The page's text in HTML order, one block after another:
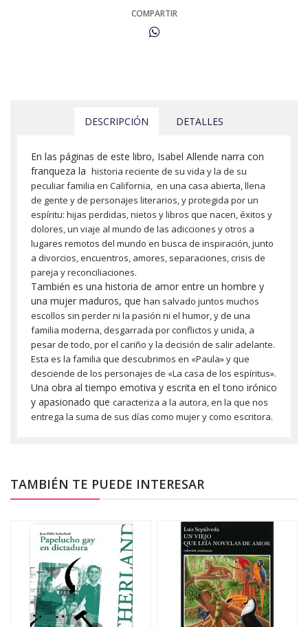
COMPARTIR
DESCRIPCIÓN DETALLES
En las páginas de este libro, Isabel Allende narra con
franqueza la historia reciente de su vida y la de su
peculiar familia en California, en una casa abierta, llena
de gente y de personajes literarios, yprotegida por un
espíritu: hijas perdidas, nietos y libros que nacen,éxitos y
dolores, un viaje al mundo de las adicciones y otros a
lugares remotos del mundo en busca de inspiración, junto
a divorcios,encuentros, amores, separaciones, crisis de
pareja y reconciliaciones.
También es una historia de amor entre un hombre y
una mujer maduros, que han salvado juntos muchos
escollos sin perder ni la pasión ni el humor,y de una
familia moderna, desgarrada por conflictos y unida, a
pesar de todo, por el cariño y la decisión de salir adelante.
Esta es la familia que descubrimos en «Paula» y que
desciende de los personajes de «La casa de los espíritus».
Una obra al tiempo emotiva y escrita en el tono irónico
y apasionado que caracteriza a la autora, en la que nos
entrega la suma de sus días como mujer y como escritora.
TAMBIÉN TE PUEDE INTERESAR